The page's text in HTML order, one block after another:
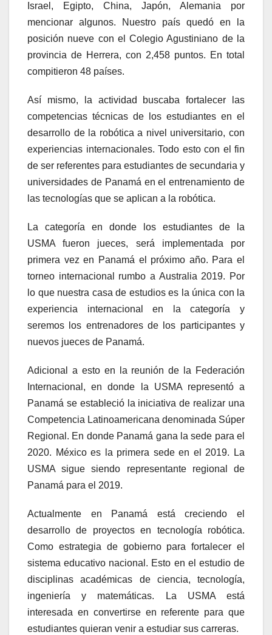
Israel, Egipto, China, Japón, Alemania por
mencionar algunos. Nuestro país quedó en la
posición nueve con el Colegio Agustiniano de la
provincia de Herrera, con 2,458 puntos. En total
compitieron 48 países.
Así mismo, la actividad buscaba fortalecer las
competencias técnicas de los estudiantes en el
desarrollo de la robótica a nivel universitario, con
experiencias internacionales. Todo esto con el fin
de ser referentes para estudiantes de secundaria y
universidades de Panamá en el entrenamiento de
las tecnologías que se aplican a la robótica.
La categoría en donde los estudiantes de la
USMA fueron jueces, será implementada por
primera vez en Panamá el próximo año. Para el
torneo internacional rumbo a Australia 2019. Por
lo que nuestra casa de estudios es la única con la
experiencia internacional en la categoría y
seremos los entrenadores de los participantes y
nuevos jueces de Panamá.
Adicional a esto en la reunión de la Federación
Internacional, en donde la USMA representó a
Panamá se estableció la iniciativa de realizar una
Competencia Latinoamericana denominada Súper
Regional. En donde Panamá gana la sede para el
2020. México es la primera sede en el 2019. La
USMA sigue siendo representante regional de
Panamá para el 2019.
Actualmente en Panamá está creciendo el
desarrollo de proyectos en tecnología robótica.
Como estrategia de gobierno para fortalecer el
sistema educativo nacional. Esto en el estudio de
disciplinas académicas de ciencia, tecnología,
ingeniería y matemáticas. La USMA está
interesada en convertirse en referente para que
estudiantes quieran venir a estudiar sus carreras.